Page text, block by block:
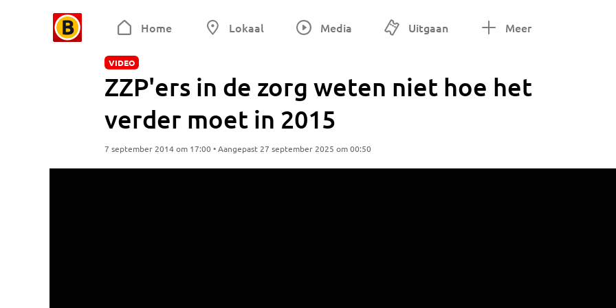
Home Lokaal Media Uitgaan Meer
VIDEO
ZZP'ers in de zorg weten niet hoe het
verder moet in 2015
7 september 2014 om 17:00 • Aangepast 27 september 2025 om 00:50